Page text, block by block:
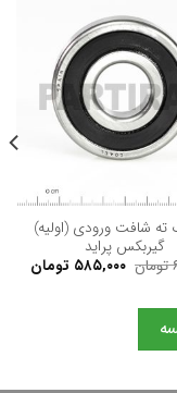
ته شافت ورودی (اولیه)
گیربکس پراید
تومان قیمت
اصلی
۵۸۵,۰۰۰ تومان